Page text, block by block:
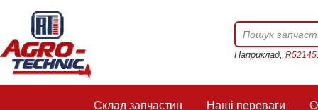
Наприклад,
Склад запчастин Наші переваги